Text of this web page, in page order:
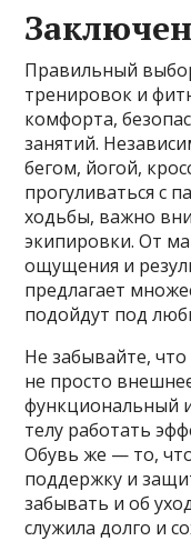
Правильный
тренировок и
комфорта,
занятий.
бегом, йогой,
прогуливаться с
ходьбы, важно
экипировки. От
ощущения и
предлагает
подойдут под
Не забывайте,
не просто
функциональный
телу работать
Обувь же — то,
поддержку и
забывать и об
служила долго и